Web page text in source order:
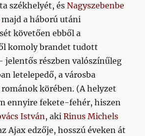
székhelyét, ésNagyszebenbe
majd a háború utáni
követően ebből a
komoly brandet tudott
jelentős részben valószínűleg
letelepedő, a városba
körében. (A helyzet
ennyire fekete-fehér, hiszen
István, akiRinus Michels
Ajax edzője, hosszú éveken át